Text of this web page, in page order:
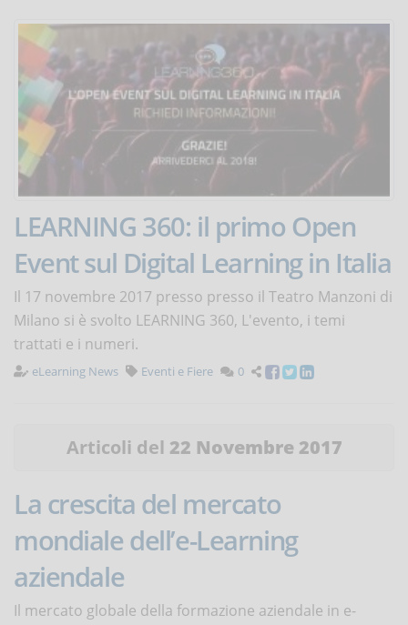
LEARNING 360: il primo Open
Event sul Digital Learning in Italia
Il 17 novembre 2017 presso presso il Teatro Manzoni di
Milano si è svolto LEARNING 360, L'evento, i temi
trattati e i numeri.
eLearning News Eventi e Fiere 0
Articoli del 22 Novembre 2017
La crescita del mercato
mondiale dell’e-Learning
aziendale
Il mercato globale della formazione aziendale in e-